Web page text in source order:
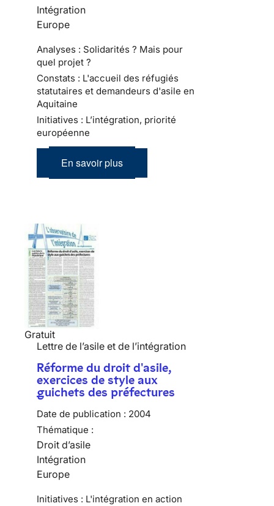
Intégration
Europe
Analyses : Solidarités ? Mais pour
quel projet ?
Constats : L'accueil des réfugiés
statutaires et demandeurs d'asile en
Aquitaine
Initiatives : L’intégration, priorité
européenne
En savoir plus
Gratuit
Lettre de l’asile et de l’intégration
Réforme du droit d'asile,
exercices de style aux
guichets des préfectures
Date de publication : 2004
Thématique :
Droit d’asile
Intégration
Europe
Initiatives : L'intégration en action